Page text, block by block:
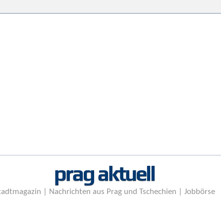
prag aktuell
| Nachrichten aus Prag und Tschechien | Jobbörse